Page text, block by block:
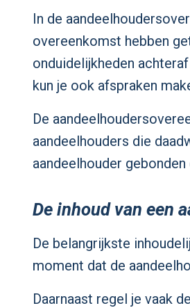
In de
overeenkomst hebben
onduidelijkheden
kun je ook afspraken
De
aandeelhouders die
aandeelhouder
De inhoud van een
De belangrijkste
moment dat de
Daarnaast regel je vaak